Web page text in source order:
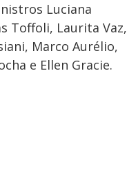
Luciana
Toffoli, Laurita Vaz,
Marco Aurélio,
e Ellen Gracie.